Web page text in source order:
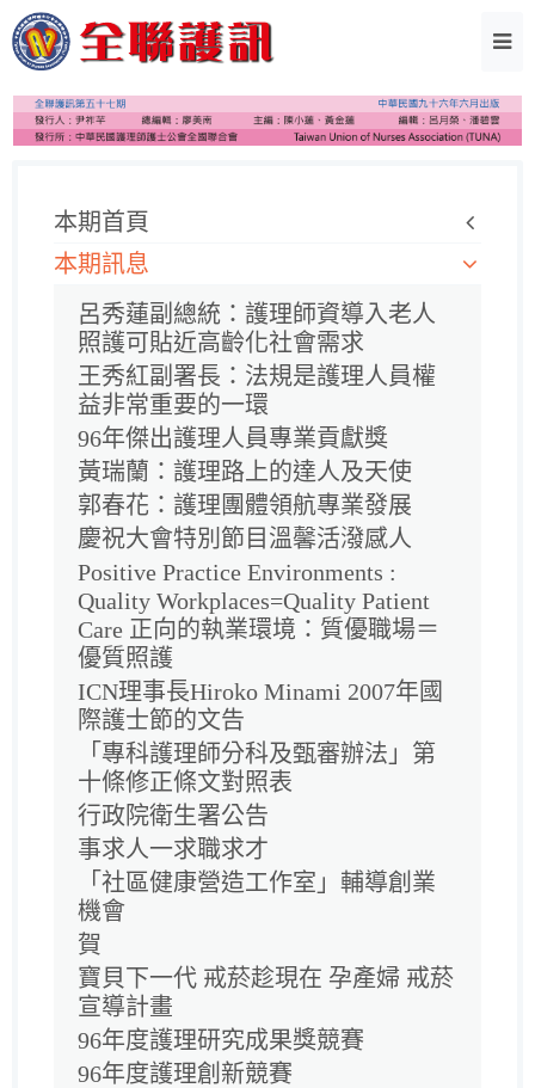
本期首頁
本期訊息
呂秀蓮副總統：護理師資導入老人
照護可貼近高齡化社會需求
王秀紅副署長：法規是護理人員權
益非常重要的一環
96年傑出護理人員專業貢獻獎
黃瑞蘭：護理路上的達人及天使
郭春花：護理團體領航專業發展
慶祝大會特別節目溫馨活潑感人
Positive Practice Environments :
Quality Workplaces=Quality Patient
Care 正向的執業環境：質優職場＝
優質照護
ICN理事長Hiroko Minami 2007年國
際護士節的文告
「專科護理師分科及甄審辦法」第
十條修正條文對照表
行政院衛生署公告
事求人一求職求才
「社區健康營造工作室」輔導創業
機會
賀
寶貝下一代 戒菸趁現在 孕產婦 戒菸
宣導計畫
96年度護理研究成果獎競賽
96年度護理創新競賽